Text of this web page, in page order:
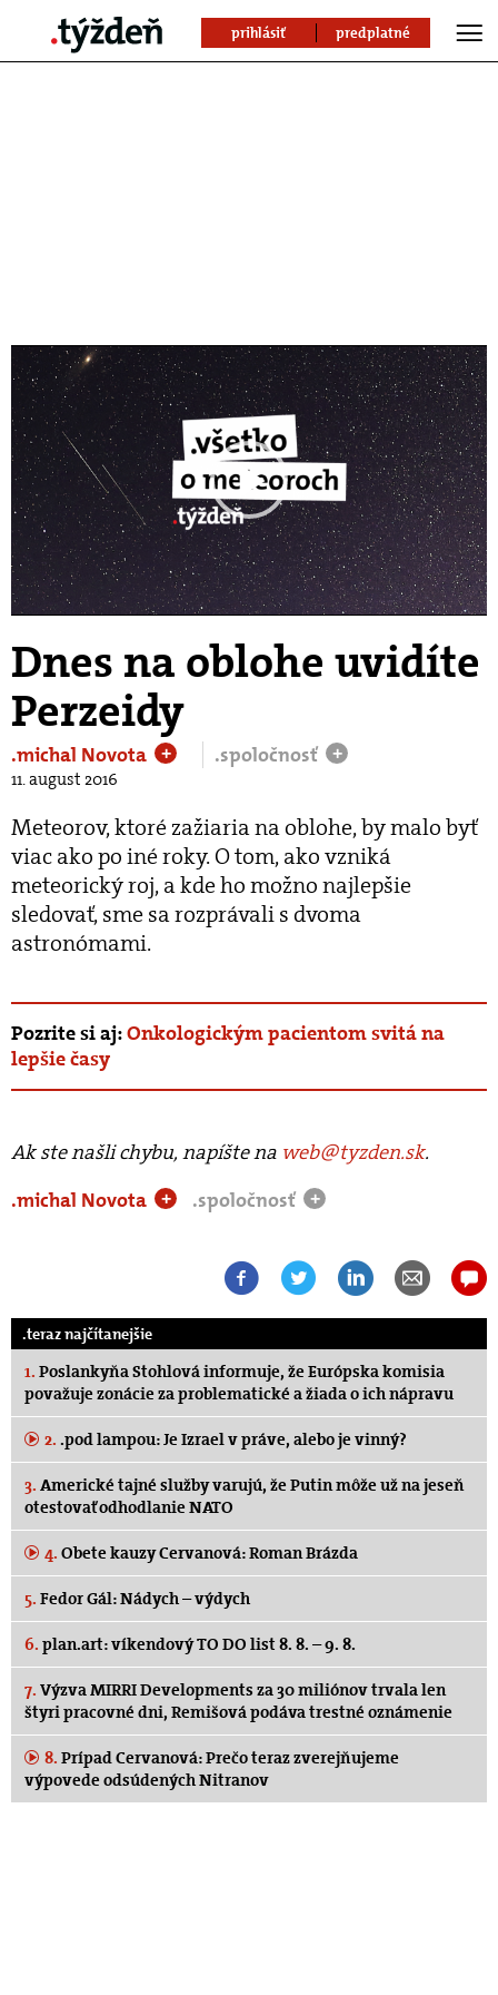
prihlásiť predplatné
Play
Video
Dnes na oblohe uvidíte
Perzeidy
.michal Novota + .spoločnosť +
11. august 2016
Meteorov, ktoré zažiaria na oblohe, by malo byť
viac ako po iné roky. O tom, ako vzniká
meteorický roj, a kde ho možno najlepšie
sledovať, sme sa rozprávali s dvoma
astronómami.
Pozrite si aj:Onkologickým pacientom svitá na
lepšie časy
Ak ste našli chybu, napíšte na web@tyzden.sk.
.michal Novota
+ .spoločnosť +
.teraz najčítanejšie
1. Poslankyňa Stohlová informuje, že Európska komisia
považuje zonácie za problematické a žiada o ich nápravu
2. .pod lampou: Je Izrael v práve, alebo je vinný?
3. Americké tajné služby varujú, že Putin môže už na jeseň
otestovať odhodlanie NATO
4. Obete kauzy Cervanová: Roman Brázda
5. Fedor Gál: Nádych – výdych
6. plan.art: víkendový TO DO list 8. 8. – 9. 8.
7. Výzva MIRRI Developments za 30 miliónov trvala len
štyri pracovné dni, Remišová podáva trestné oznámenie
8. Prípad Cervanová: Prečo teraz zverejňujeme
výpovede odsúdených Nitranov